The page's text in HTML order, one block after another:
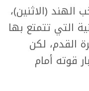
(الاثنين)،
التي تتمتع بها
القدم، لكن
قوته أمام